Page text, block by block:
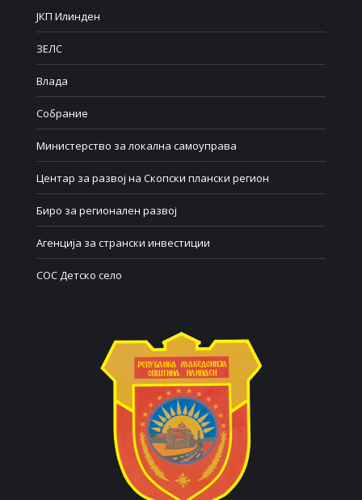
ЈКП Илинден
ЗЕЛС
Влада
Собрание
Министерство за локална самоуправа
Центар за развој на Скопски плански регион
Биро за регионален развој
Агенција за странски инвестиции
СОС Детско село